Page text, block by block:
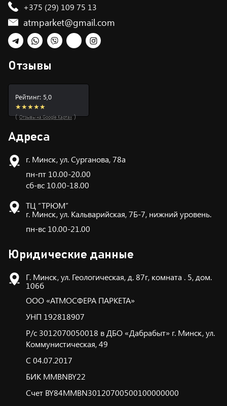
Адреса
г. Минск, ул. Сурганова, 78а
пн-пт 10.00-20.00
сб-вс 10.00-18.00
ТЦ “ТРЮМ”
г. Минск, ул. Кальварийская, 7Б-7, нижний уровень.
пн-вс 10.00-21.00
Юридические данные
Г. Минск, ул. Геологическая, д. 87г, комната . 5, дом.
106б
ООО «АТМОСФЕРА ПАРКЕТА»
УНП 192818907
Р/с 3012070050018 в ДБО «Дабрабыт» г. Минск, ул.
Коммунистическая, 49
С 04.07.2017
БИК ММBNBY22
Счет BY84MMBN30120700500100000000
+375 (29) 109 75 13
atmparket@gmail.com
Telegram
WhatsApp
ViberTikTokInstagram
Отзывы
Рейтинг: 5,0
★★★★★
(Отзывы на Google Картах)